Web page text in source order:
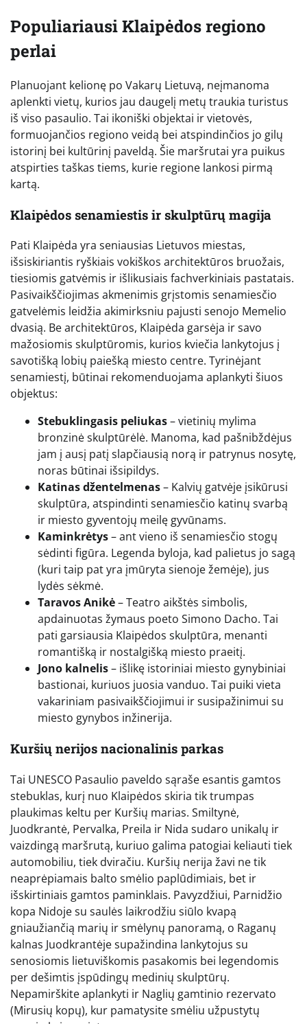
Populiariausi Klaipėdos regiono
perlai
Planuojant kelionę po Vakarų Lietuvą, neįmanoma
aplenkti vietų, kurios jau daugelį metų traukia turistus
iš viso pasaulio. Tai ikoniški objektai ir vietovės,
formuojančios regiono veidą bei atspindinčios jo gilų
istorinį bei kultūrinį paveldą. Šie maršrutai yra puikus
atspirties taškas tiems, kurie regione lankosi pirmą
kartą.
Klaipėdos senamiestis ir skulptūrų magija
Pati Klaipėda yra seniausias Lietuvos miestas,
išsiskiriantis ryškiais vokiškos architektūros bruožais,
tiesiomis gatvėmis ir išlikusiais fachverkiniais pastatais.
Pasivaikščiojimas akmenimis grįstomis senamiesčio
gatvelėmis leidžia akimirksniu pajusti senojo Memelio
dvasią. Be architektūros, Klaipėda garsėja ir savo
mažosiomis skulptūromis, kurios kviečia lankytojus į
savotišką lobių paiešką miesto centre. Tyrinėjant
senamiestį, būtinai rekomenduojama aplankyti šiuos
objektus:
Stebuklingasis peliukas– vietinių mylima
bronzinė skulptūrėlė. Manoma, kad pašnibždėjus
jam į ausį patį slapčiausią norą ir patrynus nosytę,
noras būtinai išsipildys.
Katinas džentelmenas– Kalvių gatvėje įsikūrusi
skulptūra, atspindinti senamiesčio katinų svarbą
ir miesto gyventojų meilę gyvūnams.
Kaminkrėtys– ant vieno iš senamiesčio stogų
sėdinti figūra. Legenda byloja, kad palietus jo sagą
(kuri taip pat yra įmūryta sienoje žemėje), jus
lydės sėkmė.
Taravos Anikė– Teatro aikštės simbolis,
apdainuotas žymaus poeto Simono Dacho. Tai
pati garsiausia Klaipėdos skulptūra, menanti
romantišką ir nostalgišką miesto praeitį.
Jono kalnelis– išlikę istoriniai miesto gynybiniai
bastionai, kuriuos juosia vanduo. Tai puiki vieta
vakariniam pasivaikščiojimui ir susipažinimui su
miesto gynybos inžinerija.
Kuršių nerijos nacionalinis parkas
Tai UNESCO Pasaulio paveldo sąraše esantis gamtos
stebuklas, kurį nuo Klaipėdos skiria tik trumpas
plaukimas keltu per Kuršių marias. Smiltynė,
Juodkrantė, Pervalka, Preila ir Nida sudaro unikalų ir
vaizdingą maršrutą, kuriuo galima patogiai keliauti tiek
automobiliu, tiek dviračiu. Kuršių nerija žavi ne tik
neaprėpiamais balto smėlio paplūdimiais, bet ir
išskirtiniais gamtos paminklais. Pavyzdžiui, Parnidžio
kopa Nidoje su saulės laikrodžiu siūlo kvapą
gniaužiančią marių ir smėlynų panoramą, o Raganų
kalnas Juodkrantėje supažindina lankytojus su
senosiomis lietuviškomis pasakomis bei legendomis
per dešimtis įspūdingų medinių skulptūrų.
Nepamirškite aplankyti ir Naglių gamtinio rezervato
(Mirusių kopų), kur pamatysite smėliu užpustytų